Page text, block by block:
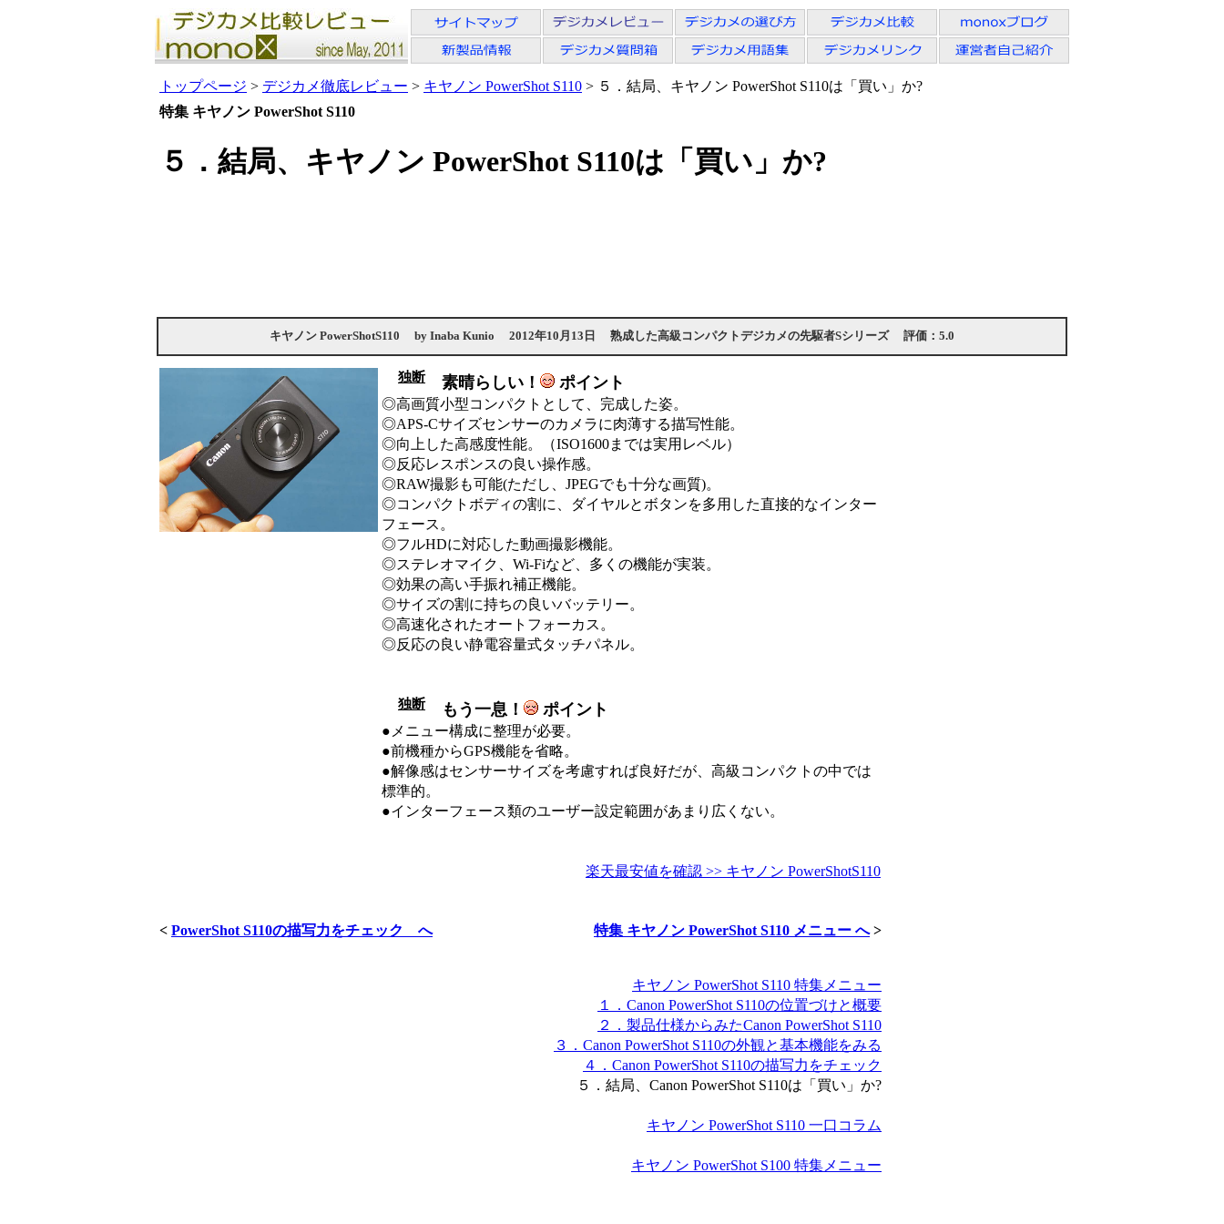
トップページ > デジカメ徹底レビュー > キヤノン PowerShot S110 > ５．結局、キヤノン PowerShot S110は「買い」か?
特集 キヤノン PowerShot S110
５．結局、キヤノン PowerShot S110は「買い」か?
キヤノン PowerShotS110 by Inaba Kunio 2012年10月13日 熟成した高級コンパクトデジカメの先駆者Sシリーズ 評価： 5.0
独断 素晴らしい！ ポイント
◎高画質小型コンパクトとして、完成した姿。
◎APS-Cサイズセンサーのカメラに肉薄する描写性能。
◎向上した高感度性能。（ISO1600までは実用レベル）
◎反応レスポンスの良い操作感。
◎RAW撮影も可能(ただし、JPEGでも十分な画質)。
◎コンパクトボディの割に、ダイヤルとボタンを多用した直接的なインター
フェース。
◎フルHDに対応した動画撮影機能。
◎ステレオマイク、Wi-Fiなど、多くの機能が実装。
◎効果の高い手振れ補正機能。
◎サイズの割に持ちの良いバッテリー。
◎高速化されたオートフォーカス。
◎反応の良い静電容量式タッチパネル。
独断 もう一息！ ポイント
●メニュー構成に整理が必要。
●前機種からGPS機能を省略。
●解像感はセンサーサイズを考慮すれば良好だが、高級コンパクトの中では
標準的。
●インターフェース類のユーザー設定範囲があまり広くない。
楽天最安値を確認 >> キヤノン PowerShotS110
< PowerShot S110の描写力をチェック へ 特集 キヤノン PowerShot S110 メニュー へ>
キヤノン PowerShot S110 特集メニュー
１．Canon PowerShot S110の位置づけと概要
２．製品仕様からみたCanon PowerShot S110
３．Canon PowerShot S110の外観と基本機能をみる
４．Canon PowerShot S110の描写力をチェック
５．結局、Canon PowerShot S110は「買い」か?
キヤノン PowerShot S110 一口コラム
キヤノン PowerShot S100 特集メニュー